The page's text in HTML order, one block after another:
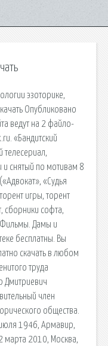
эзоторике,
Опубликовано
ведут на 2 файло-
«Бандитский
телесериал,
снятый по мотивам 8
«Судья
игры, торент
сборники софта,
Дамы и
бесплатны. Вы
скачать в любом
труда
Дмитриевич
член
общества.
1946, Армавир,
марта 2010, Москва,